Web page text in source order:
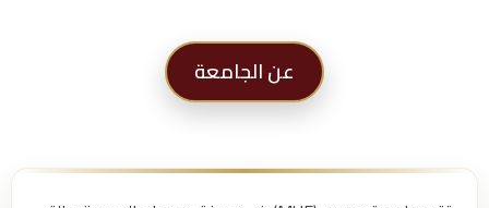
ة
عن الجامعة